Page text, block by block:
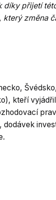
díky přijetí
změna
kteří